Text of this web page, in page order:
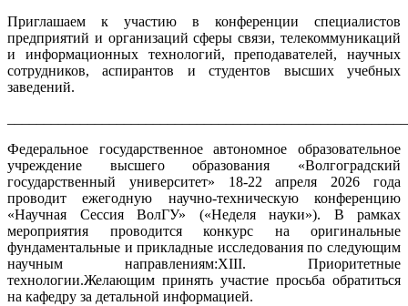
Приглашаем к участию в конференции специалистов
предприятий и организаций сферы связи, телекоммуникаций
и информационных технологий, преподавателей, научных
сотрудников, аспирантов и студентов высших учебных
заведений.
Федеральное государственное автономное образовательное
учреждение высшего образования «Волгоградский
государственный университет» 18-22 апреля 2026 года
проводит ежегодную научно-техническую конференцию
«Научная Сессия ВолГУ» («Неделя науки»). В рамках
мероприятия проводится конкурс на оригинальные
фундаментальные и прикладные исследования по следующим
научным направлениям:XIII. Приоритетные
технологии.Желающим принять участие просьба обратиться
на кафедру за детальной информацией.